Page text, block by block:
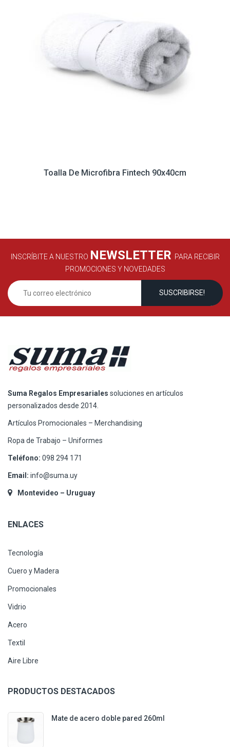
Toalla De Microfibra Fintech 90x40cm
INSCRÍBITE A NUESTRO NEWSLETTER PARA RECIBIR
PROMOCIONES Y NOVEDADES
Suma Regalos Empresariales soluciones en artículos
personalizados desde 2014.
Artículos Promocionales – Merchandising
Ropa de Trabajo – Uniformes
Teléfono: 098 294 171
Email: info@suma.uy
Montevideo – Uruguay
ENLACES
Tecnología
Cuero y Madera
Promocionales
Vidrio
Acero
Textil
Aire Libre
PRODUCTOS DESTACADOS
Mate de acero doble pared 260ml